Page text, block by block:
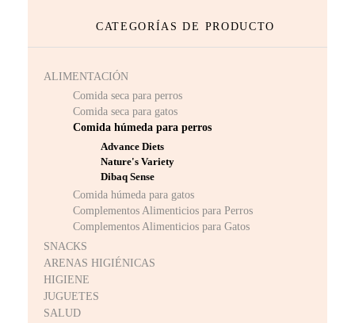
CATEGORÍAS DE PRODUCTO
ALIMENTACIÓN
Comida seca para perros
Comida seca para gatos
Comida húmeda para perros
Advance Diets
Nature's Variety
Dibaq Sense
Comida húmeda para gatos
Complementos Alimenticios para Perros
Complementos Alimenticios para Gatos
SNACKS
ARENAS HIGIÉNICAS
HIGIENE
JUGUETES
SALUD